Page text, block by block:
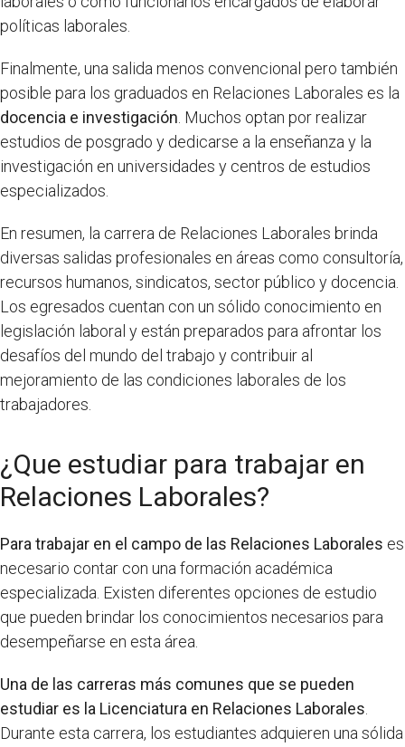
políticas laborales.
Finalmente, una salida menos convencional pero también
posible para los graduados en Relaciones Laborales es la
docencia e investigación . Muchos optan por realizar
estudios de posgrado y dedicarse a la enseñanza y la
investigación en universidades y centros de estudios
especializados.
En resumen, la carrera de Relaciones Laborales brinda
diversas salidas profesionales en áreas como consultoría,
recursos humanos, sindicatos, sector público y docencia.
Los egresados cuentan con un sólido conocimiento en
legislación laboral y están preparados para afrontar los
desafíos del mundo del trabajo y contribuir al
mejoramiento de las condiciones laborales de los
trabajadores.
¿Que estudiar para trabajar en
Relaciones Laborales?
Para trabajar en el campo de las Relaciones Laborales es
necesario contar con una formación académica
especializada. Existen diferentes opciones de estudio
que pueden brindar los conocimientos necesarios para
desempeñarse en esta área.
Una de las carreras más comunes que se pueden
estudiar es la Licenciatura en Relaciones Laborales
Durante esta carrera, los estudiantes adquieren una sólida